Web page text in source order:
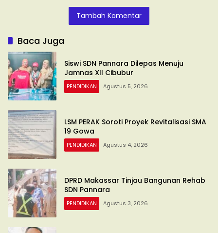
Tambah Komentar
Baca Juga
Siswi SDN Pannara Dilepas Menuju
Jamnas XII Cibubur
PENDIDIKAN Agustus 5, 2026
LSM PERAK Soroti Proyek Revitalisasi SMA
19 Gowa
PENDIDIKAN Agustus 4, 2026
DPRD Makassar Tinjau Bangunan Rehab
SDN Pannara
PENDIDIKAN Agustus 3, 2026